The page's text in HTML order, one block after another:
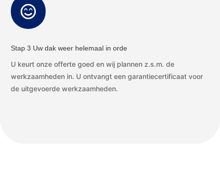

Stap 3 Uw dak weer helemaal in orde
U keurt onze offerte goed en wij plannen z.s.m. de
werkzaamheden in. U ontvangt een garantiecertificaat voor
de uitgevoerde werkzaamheden.